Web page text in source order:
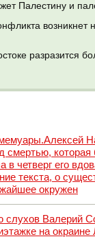
Палестину и
возникнет
разразится
смертью, которая
в четверг его
текста, о
окружен
слухов Валерий
на окраине